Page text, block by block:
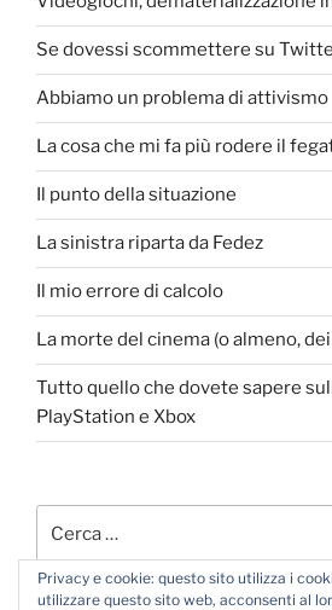
Se dovessi scommettere su
Abbiamo un problema di attivismo
La cosa che mi fa più rodere il
Il punto della situazione
La sinistra riparta da Fedez
Il mio errore di calcolo
La morte del cinema (o almeno,
Tutto quello che dovete sapere
PlayStation e Xbox
Privacy e cookie: questo sito utilizza i
utilizzare questo sito web, acconsenti al